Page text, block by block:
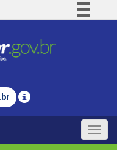
Comunica BR
Legislação
Toggle